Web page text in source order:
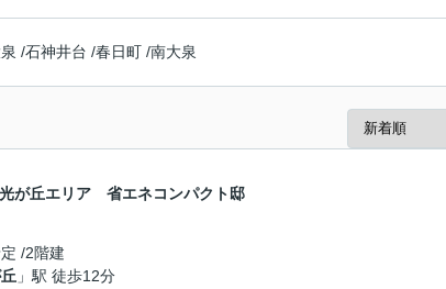
/石神井台 /春日町 /南大泉
が丘エリア 省エネコンパクト邸
/2階建
」駅 徒歩12分